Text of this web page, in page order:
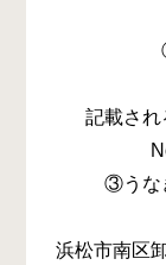
記載され
③うな
浜松市南区